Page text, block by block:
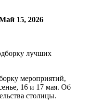
15, 2026
мероприятий,
16 и 17 мая. Об
столицы.